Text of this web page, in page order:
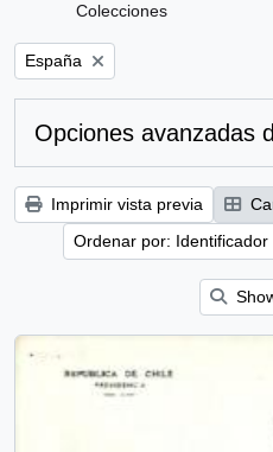
Colecciones
Remove filter:
España
Opciones avanzadas
Imprimir vista previa
Ordenar por: Identificador